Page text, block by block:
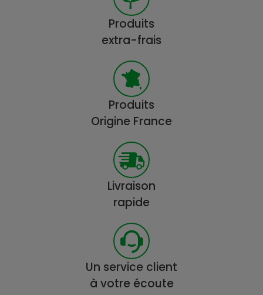
Produits
extra-frais
Produits
Origine France
Livraison
rapide
Un service client
à votre écoute